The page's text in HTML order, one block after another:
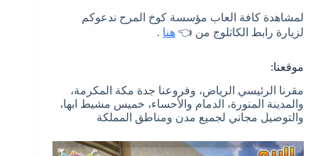
لمشاهدة كافة العاب مؤسسة كوخ المرح ندعوكم
لزيارة رابط الكاتلوج من 👈 هنا .
موقعنا:
مقرنا الرئيسي الرياض، وفروعنا جدة مكة المكرمة،
والمدينة المنورة، الدمام والأحساء، خميس مشيط ابها،
والتوصيل مجاني لجميع مدن ومناطق المملكة